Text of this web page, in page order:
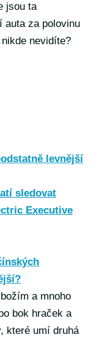
jsou ta
auta za polovinu
nevidíte?
levnější
sledovat
Executive
a mnoho
bok hraček a
které umí druhá